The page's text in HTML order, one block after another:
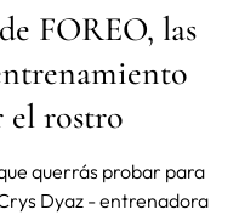
FOREO, las
el rostro
querrás probar para
Dyaz - entrenadora